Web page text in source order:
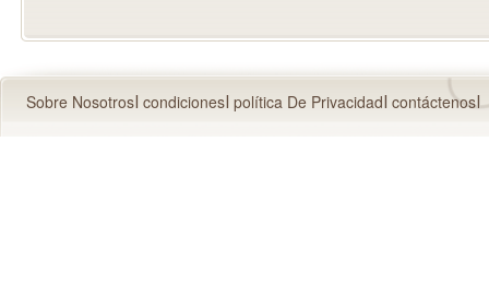
Sobre Nosotros condiciones política De Privacidad contáctenos